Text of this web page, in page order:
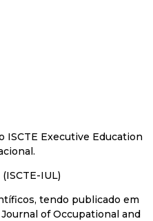
ISCTE Executive Education
IUL)
tendo publicado em
of Occupational and